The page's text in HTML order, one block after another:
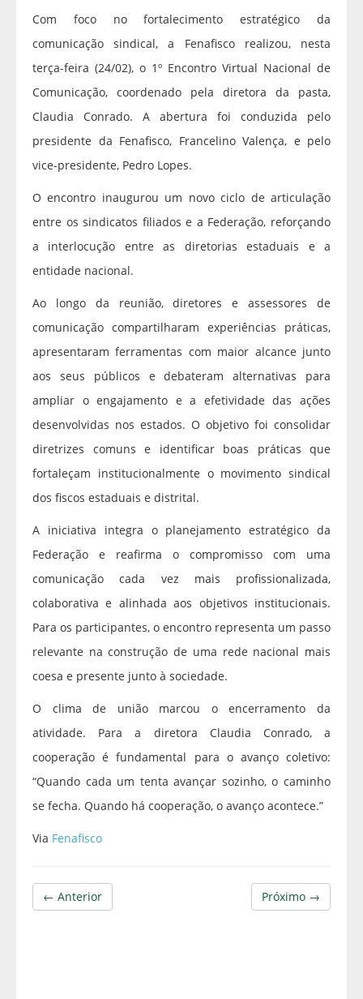
Com foco no fortalecimento estratégico da
comunicação sindical, a Fenafisco realizou, nesta
terça-feira (24/02), o 1º Encontro Virtual Nacional de
Comunicação, coordenado pela diretora da pasta,
Claudia Conrado. A abertura foi conduzida pelo
presidente da Fenafisco, Francelino Valença, e pelo
vice-presidente, Pedro Lopes.
O encontro inaugurou um novo ciclo de articulação
entre os sindicatos filiados e a Federação, reforçando
a interlocução entre as diretorias estaduais e a
entidade nacional.
Ao longo da reunião, diretores e assessores de
comunicação compartilharam experiências práticas,
apresentaram ferramentas com maior alcance junto
aos seus públicos e debateram alternativas para
ampliar o engajamento e a efetividade das ações
desenvolvidas nos estados. O objetivo foi consolidar
diretrizes comuns e identificar boas práticas que
fortaleçam institucionalmente o movimento sindical
dos fiscos estaduais e distrital.
A iniciativa integra o planejamento estratégico da
Federação e reafirma o compromisso com uma
comunicação cada vez mais profissionalizada,
colaborativa e alinhada aos objetivos institucionais.
Para os participantes, o encontro representa um passo
relevante na construção de uma rede nacional mais
coesa e presente junto à sociedade.
O clima de união marcou o encerramento da
atividade. Para a diretora Claudia Conrado, a
cooperação é fundamental para o avanço coletivo:
“Quando cada um tenta avançar sozinho, o caminho
se fecha. Quando há cooperação, o avanço acontece.”
Via Fenafisco
Próximo →
← Anterior